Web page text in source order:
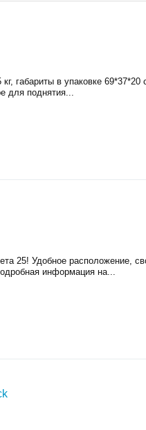
габариты в упаковке 69*37*20
для поднятия...
25! Удобное расположение,
информация на...